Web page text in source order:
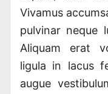
Vivamus
pulvinar neque
Aliquam erat
ligula in lacus
augue